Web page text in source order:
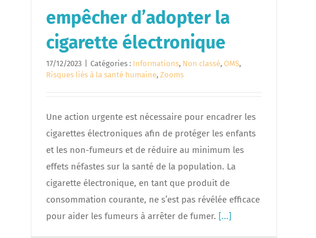
empêcher d’adopter la
cigarette électronique
17/12/2023 Catégories : Informations, Non classé, OMS,
Risques liés à la santé humaine, Zooms
Une action urgente est nécessaire pour encadrer les
cigarettes électroniques afin de protéger les enfants
et les non-fumeurs et de réduire au minimum les
effets néfastes sur la santé de la population. La
cigarette électronique, en tant que produit de
consommation courante, ne s’est pas révélée efficace
pour aider les fumeurs à arrêter de fumer. [...]